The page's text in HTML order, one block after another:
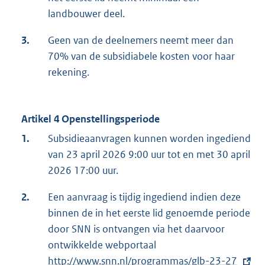
landbouwer deel.
3.
Geen van de deelnemers neemt meer dan
70% van de subsidiabele kosten voor haar
rekening.
Artikel 4 Openstellingsperiode
1.
Subsidieaanvragen kunnen worden ingediend
van 23 april 2026 9:00 uur tot en met 30 april
2026 17:00 uur.
2.
Een aanvraag is tijdig ingediend indien deze
binnen de in het eerste lid genoemde periode
door SNN is ontvangen via het daarvoor
ontwikkelde webportaal
x
http://www.snn.nl/programmas/glb-23-27